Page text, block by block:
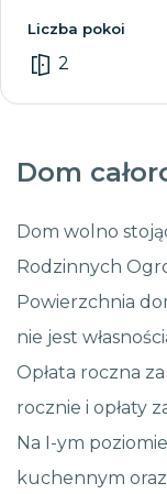
Liczba pokoi
2
Dom
Dom wolno
Rodzinnych
Powierzchnia
nie jest
Opłata roczna
rocznie i opłaty
Na I-ym
kuchennym oraz